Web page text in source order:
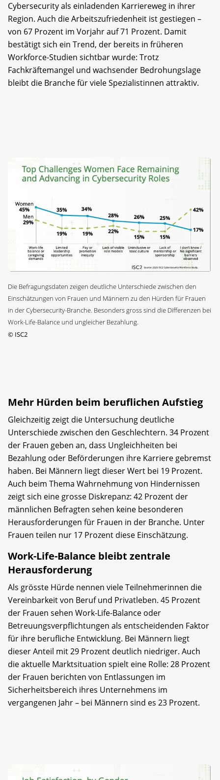
Cybersecurity als einladenden Karriereweg in ihrer
Region. Auch die Arbeitszufriedenheit ist gestiegen –
von 67 Prozent im Vorjahr auf 71 Prozent. Damit
bestätigt sich ein Trend, der bereits in früheren
Workforce-Studien sichtbar wurde: Trotz
Fachkräftemangel und wachsender Bedrohungslage
bleibt die Branche für viele Spezialistinnen attraktiv.
Die Befragungsdaten zeigen deutliche Unterschiede zwischen den
Einschätzungen von Frauen und Männern zu den Hürden für Frauen
in der Cybersecurity-Branche. Besonders gross sind die Differenzen bei
Work-Life-Balance und ungleicher Bezahlung.
© ISC2
Mehr Hürden beim beruflichen Aufstieg
Gleichzeitig zeigt die Untersuchung deutliche
Unterschiede zwischen den Geschlechtern. 34 Prozent
der Frauen geben an, dass Ungleichheiten bei
Bezahlung oder Beförderungen ihre Karriere gebremst
haben. Bei Männern liegt dieser Wert bei 19 Prozent.
Auch beim Thema Wahrnehmung von Hindernissen
zeigt sich eine grosse Diskrepanz: 42 Prozent der
männlichen Befragten sehen keine besonderen
Herausforderungen für Frauen in der Branche. Unter
Frauen teilen nur 17 Prozent diese Einschätzung.
Work-Life-Balance bleibt zentrale
Herausforderung
Als grösste Hürde nennen viele Teilnehmerinnen die
Vereinbarkeit von Beruf und Privatleben. 45 Prozent
der Frauen sehen Work-Life-Balance oder
Betreuungsverpflichtungen als entscheidenden Faktor
für ihre berufliche Entwicklung. Bei Männern liegt
dieser Anteil mit 29 Prozent deutlich niedriger. Auch
die aktuelle Marktsituation spielt eine Rolle: 28 Prozent
der Frauen berichten von Entlassungen im
Sicherheitsbereich ihres Unternehmens im
vergangenen Jahr – bei Männern sind es 23 Prozent.